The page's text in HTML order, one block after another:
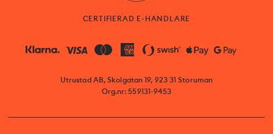
CERTIFIERAD E-HANDLARE
Utrustad AB, Skolgatan 19, 923 31 Storuman
Org.nr: 559131-9453